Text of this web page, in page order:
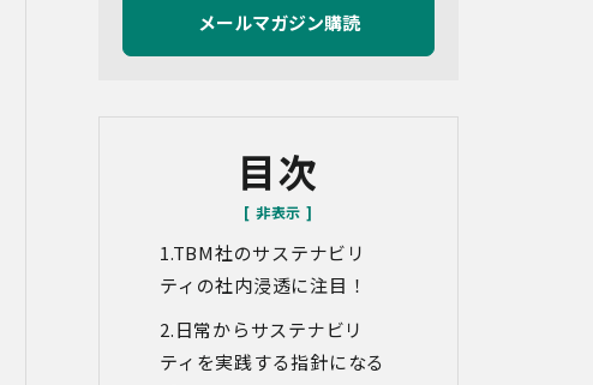
3.利用目的
当社で取り扱う個人情報（個人情報保護
法第2条第1項により定義された「個人情
いただけない場合、適切な対応ができな
いことがあります。
なお、当社との通話及びWebミーティン
容・ご意見等の正確な把握、今後のサー
ビス向上等のために、録音・録画させて
いただく場合があります。
・お問い合わせ時に取得する個人情報
目次
TBM社のサステナビリ
ティの社内浸透に注目！
日常からサステナビリ
ティを実践する指針になる